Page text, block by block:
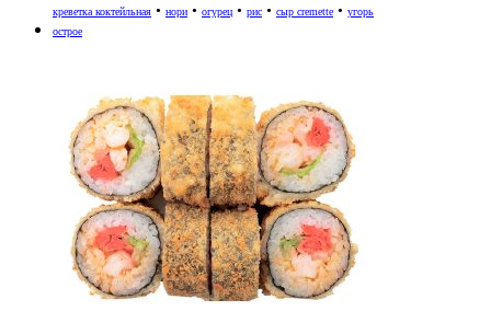
креветка коктейльная • нори • огурец • рис • сыр cremette • угорь
острое